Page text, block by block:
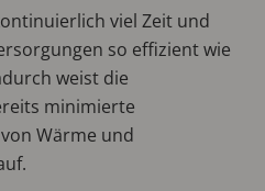
viel Zeit und
so effizient wie
weist die
minimierte
Wärme und